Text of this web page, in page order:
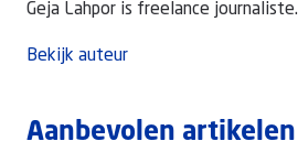
Geja Lahpor is freelance journaliste.
Bekijk auteur
Aanbevolen artikelen